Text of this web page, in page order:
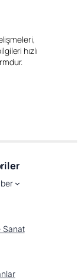
hızlı
Sanat